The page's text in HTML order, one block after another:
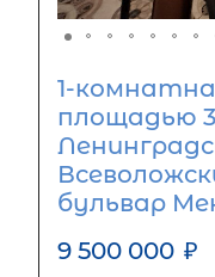
1-
площадью
бульвар
9 500 000 ₽